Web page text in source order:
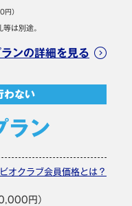
円）
は別途。
ンの詳細を見る
わない
ラン
オクラブ会員価格とは？
円）